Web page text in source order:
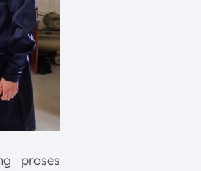
proses